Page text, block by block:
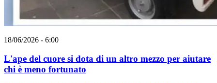
18/06/2026 - 6:00
L'ape del cuore si dota di un altro mezzo per aiutare
chi è meno fortunato